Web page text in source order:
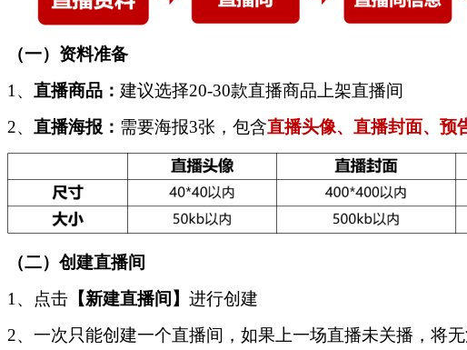
（一） 资料准备
1、 直播商品： 建议选择20-30款直播商品上架直播间
2、 直播海报： 需要海报3张，包含直播头像、直播封面、预
（二） 创建直播间
1、点击 【新建直播间】 进行创建
2、 一次只能创建一个直播间，如果上一场直播未关播，将